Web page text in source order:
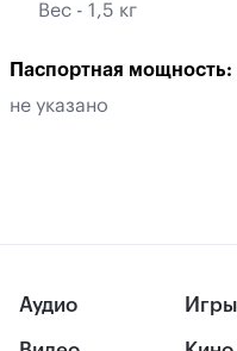
Вес - 1,5 кг
Паспортная мощность:
не указано
Аудио Игры